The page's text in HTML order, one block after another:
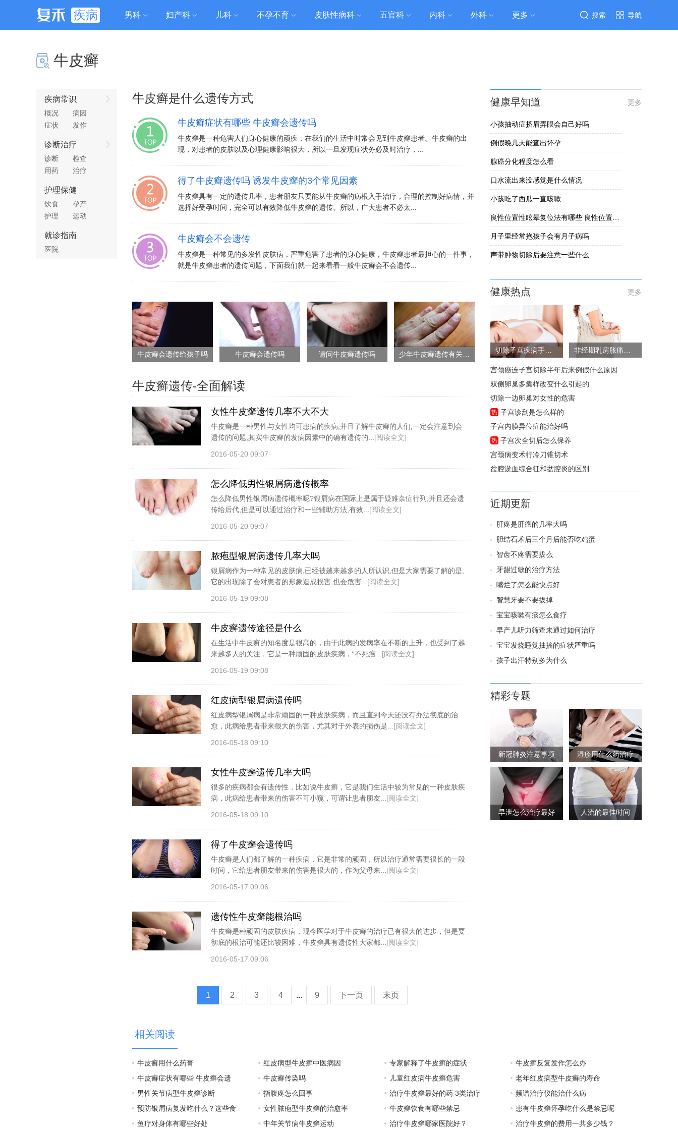
疾病 男科 妇产科 儿科 不孕不育 皮肤性病科 五官科 内科 外科 更多 导航
搜索
牛皮癣
疾病常识
概况
病因
症状
发作
诊断治疗
诊断
检查
用药
治疗
护理保健
饮食
孕产
护理
运动
就诊指南
医院
牛皮癣是什么遗传方式
牛皮癣症状有哪些 牛皮癣会遗传吗
牛皮癣是一种危害人们身心健康的顽疾，在我们的生活中时常会见到牛皮癣患者。牛皮癣的出
现，对患者的皮肤以及心理健康影响很大，所以一旦发现症状务必及时治疗，...
得了牛皮癣遗传吗 诱发牛皮癣的3个常见因素
牛皮癣具有一定的遗传几率，患者朋友只要能从牛皮癣的病根入手治疗，合理的控制好病情，并
选择好受孕时间，完全可以有效降低牛皮癣的遗传。所以，广大患者不必太...
牛皮癣会不会遗传
牛皮癣是一种常见的多发性皮肤病，严重危害了患者的身心健康，牛皮癣患者最担心的一件事，
就是牛皮癣患者的遗传问题，下面我们就一起来看看一般牛皮癣会不会遗传...
牛皮癣会遗传给孩子吗 牛皮癣会遗传吗 请问牛皮癣遗传吗
牛皮癣遗传-全面解读
女性牛皮癣遗传几率不大不大
牛皮癣是一种男性与女性均可患病的疾病,并且了解牛皮癣的人们,一定会注意到会
遗传的问题,其实牛皮癣的发病因素中的确有遗传的... [阅读全文]
2016-05-20 09:07
怎么降低男性银屑病遗传概率
怎么降低男性银屑病遗传概率呢?银屑病在国际上是属于疑难杂症行列,并且还会遗
传给后代,但是可以通过治疗和一些辅助方法,有效... [阅读全文]
2016-05-20 09:07
脓疱型银屑病遗传几率大吗
银屑病作为一种常见的皮肤病,已经被越来越多的人所认识,但是大家需要了解的是,
它的出现除了会对患者的形象造成损害,也会危害... [阅读全文]
2016-05-19 09:08
牛皮癣遗传途径是什么
在生活中牛皮癣的知名度是很高的，由于此病的发病率在不断的上升，也受到了越
来越多人的关注，它是一种顽固的皮肤疾病，“不死癌... [阅读全文]
2016-05-19 09:08
红皮病型银屑病遗传吗
红皮病型银屑病是非常顽固的一种皮肤疾病，而且直到今天还没有办法彻底的治
愈，此病给患者带来很大的伤害，尤其对于外表的损伤是... [阅读全文]
2016-05-18 09:10
女性牛皮癣遗传几率大吗
很多的疾病都会有遗传性，比如说牛皮癣，它是我们生活中较为常见的一种皮肤疾
病，此病给患者带来的伤害不可小窥，可谓让患者朋友... [阅读全文]
2016-05-18 09:10
得了牛皮癣会遗传吗
牛皮癣是人们都了解的一种疾病，它是非常的顽固，所以治疗通常需要很长的一段
时间，它给患者朋友带来的伤害是很大的，作为父母来... [阅读全文]
2016-05-17 09:06
遗传性牛皮癣能根治吗
牛皮癣是种顽固的皮肤疾病，现今医学对于牛皮癣的治疗已有很大的进步，但是要
彻底的根治可能还比较困难，牛皮癣具有遗传性大家都... [阅读全文]
2016-05-17 09:06
1 2 3 4 ... 9 下一页 末页
健康早知道 更多
小孩抽动症挤眉弄眼会自己好吗
例假晚几天能查出怀孕
腺癌分化程度怎么看
口水流出来没感觉是什么情况
小孩吃了西瓜一直咳嗽
月子里经常抱孩子会有月子病吗
声带肿物切除后要注意一些什么
健康热点 更多
宫颈癌连子宫切除半年后来例假什么原因
双侧卵巢多囊样改变什么引起的
切除一边卵巢对女性的危害
热 子宫诊刮是怎么样的
子宫内膜异位症能治好吗
热 子宫次全切后怎么保养
宫颈病变术行冷刀锥切术
盆腔淤血综合征和盆腔炎的区别
近期更新
肝疼是肝癌的几率大吗
胆结石术后三个月后能否吃鸡蛋
智齿不疼需要拔么
牙龈过敏的治疗方法
嘴烂了怎么能快点好
智慧牙要不要拔掉
宝宝咳嗽有痰怎么食疗
早产儿听力筛查未通过如何治疗
宝宝发烧睡觉抽搐的症状严重吗
孩子出汗特别多为什么
精彩专题
新冠肺炎注意事项 湿疹用什么药治疗
早泄怎么治疗最好 人流的最佳时间
相关阅读
牛皮癣用什么药膏 红皮病型牛皮癣中医病因 专家解释了牛皮癣的症状
牛皮癣反复发作怎么办
牛皮癣症状有哪些 牛皮癣会遗
牛皮癣传染吗 儿童红皮病牛皮癣危害
老年红皮病型牛皮癣的寿命
男性关节病型牛皮癣诊断
指腹疼怎么回事 治疗牛皮癣最好的药 3类治疗
频谱治疗仪能治什么病
预防银屑病复发吃什么？这些食
女性脓疱型牛皮癣的治愈率 牛皮癣饮食有哪些禁忌
患有牛皮癣怀孕吃什么是禁忌呢
鱼疗对身体有哪些好处
中年关节病牛皮癣运动 治疗牛皮癣哪家医院好？ 治疗牛皮癣的费用一共多少钱？